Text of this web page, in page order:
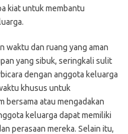
kiat untuk membantu
waktu dan ruang yang aman
yang sibuk, seringkali sulit
dengan anggota keluarga
khusus untuk
bersama atau mengadakan
keluarga dapat memiliki
perasaan mereka. Selain itu,